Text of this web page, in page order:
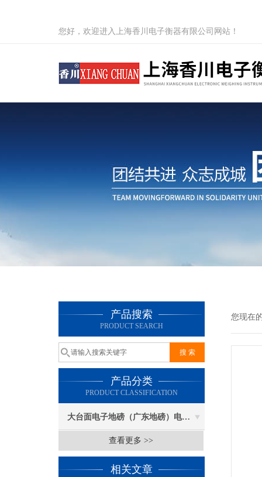
您好，欢迎进入上海香川电子衡器有限公司网站！
产品搜索
PRODUCT SEARCH
产品分类
PRODUCT CLASSIFICATION
大台面电子地磅（广东地磅）电子汽车衡
查看更多 >>
相关文章
您现在